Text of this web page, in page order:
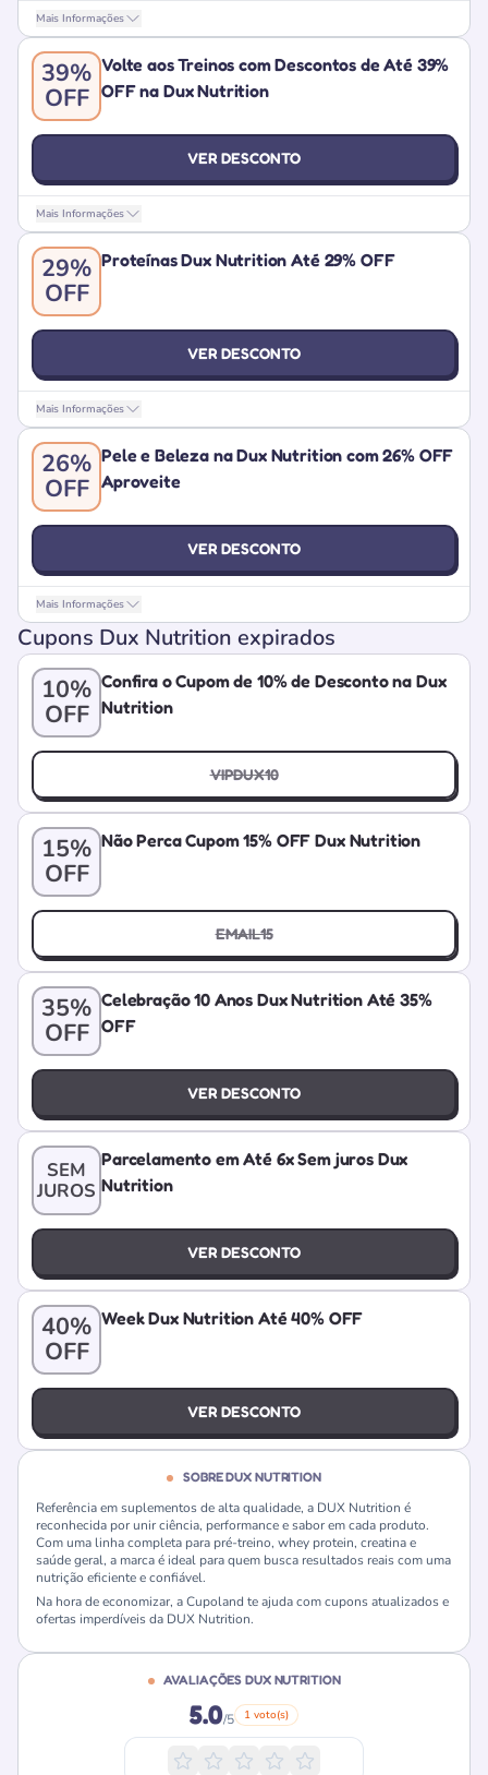
Mais Informações
39%
OFF
Volte aos Treinos com Descontos de Até 39%
OFF na Dux Nutrition
VER DESCONTO
Mais Informações
29%
OFF
Proteínas Dux Nutrition Até 29% OFF
VER DESCONTO
Mais Informações
26%
OFF
Pele e Beleza na Dux Nutrition com 26% OFF
Aproveite
VER DESCONTO
Mais Informações
Cupons Dux Nutrition expirados
10%
OFF
Confira o Cupom de 10% de Desconto na Dux
Nutrition
VIPDUX10
15%
OFF
Não Perca Cupom 15% OFF Dux Nutrition
EMAIL15
35%
OFF
Celebração 10 Anos Dux Nutrition Até 35%
OFF
VER DESCONTO
SEM
JUROS
Parcelamento em Até 6x Sem juros Dux
Nutrition
VER DESCONTO
40%
OFF
Week Dux Nutrition Até 40% OFF
VER DESCONTO
SOBRE DUX NUTRITION
Referência em suplementos de alta qualidade, a DUX Nutrition é
reconhecida por unir ciência, performance e sabor em cada produto.
Com uma linha completa para pré-treino, whey protein, creatina e
saúde geral, a marca é ideal para quem busca resultados reais com uma
nutrição eficiente e confiável.
Na hora de economizar, a Cupoland te ajuda com cupons atualizados e
ofertas imperdíveis da DUX Nutrition.
AVALIAÇÕES DUX NUTRITION
5.0/5 1 voto(s)